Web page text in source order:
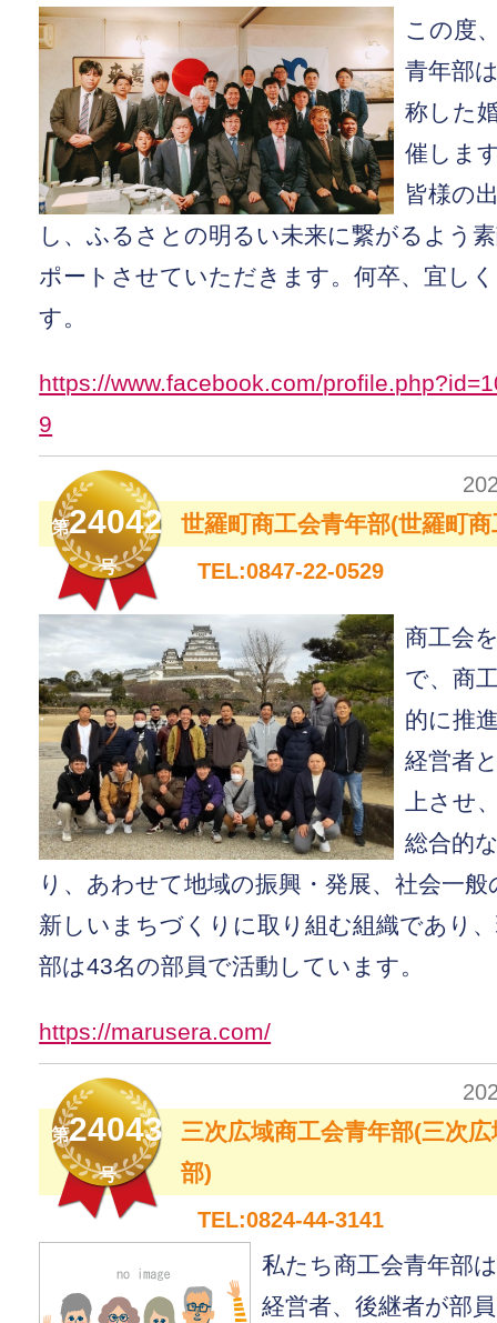
この度
青年部
称した
催しま
皆様の
し、ふるさとの明るい未来に繋がるよう
ポートさせていただきます。何卒、宜し
す。
https://www.facebook.com/
9
第24042
号
世羅町商工会青年部(世羅町
TEL:0847-22-0529
商工会
で、商
的に推
経営者
上させ
総合的
り、あわせて地域の振興・発展、社会一
新しいまちづくりに取り組む組織であり
部は43名の部員で活動しています。
https://marusera.com/
第24043
号
三次広域商工会青年部(三次
部)
TEL:0824-44-3141
私たち商工会青年部
経営者、後継者が部